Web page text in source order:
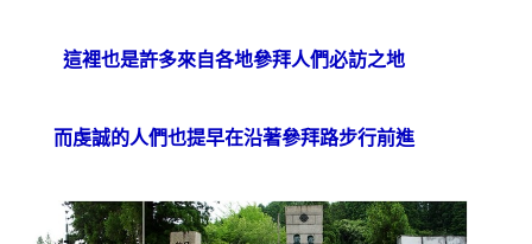
這裡也是許多來自各地參拜人們必訪之地
而虔誠的人們也提早在沿著參拜路步行前進